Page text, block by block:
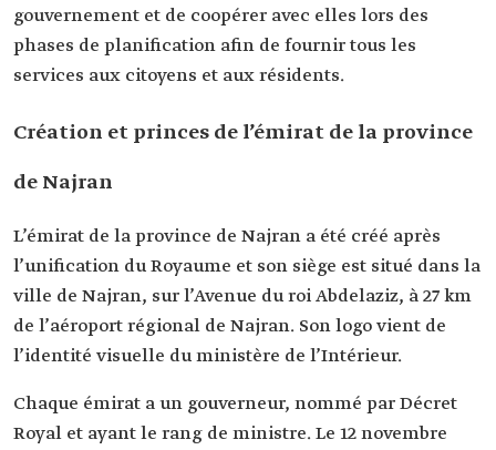
gouvernement et de coopérer avec elles lors des
phases de planification afin de fournir tous les
services aux citoyens et aux résidents.
Création et princes de l’émirat de la province
de Najran
L’émirat de la province de Najran a été créé après
l’unification du Royaume et son siège est situé dans la
ville de Najran, sur l’Avenue du roi Abdelaziz, à 27 km
de l’aéroport régional de Najran. Son logo vient de
l’identité visuelle du ministère de l’Intérieur.
Chaque émirat a un gouverneur, nommé par Décret
Royal et ayant le rang de ministre. Le 12 novembre